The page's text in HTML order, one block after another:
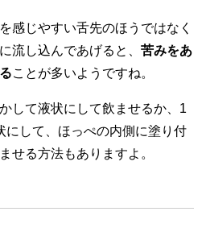
感じやすい舌先のほうではなく
流し込んであげると、 苦みをあ
ことが多いようですね。
して液状にして飲ませるか、1
にして、ほっぺの内側に塗り付
せる方法もありますよ。